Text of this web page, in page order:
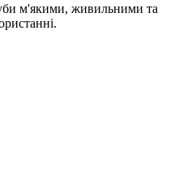
м'якими, живильними та